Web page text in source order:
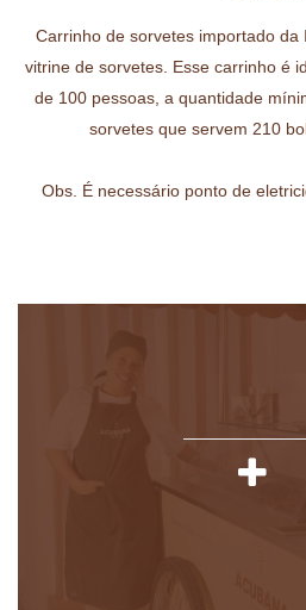
Carrinho de sorvetes importado da
vitrine de sorvetes. Esse carrinho é
de 100 pessoas, a quantidade
sorvetes que servem 210
Obs. É necessário ponto de